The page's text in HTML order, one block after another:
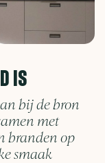
IS
bij de bron
met
branden op
smaak